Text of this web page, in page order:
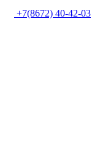
+7(8672) 40-42-03